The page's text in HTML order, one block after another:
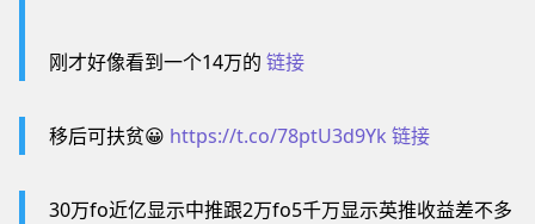
刚才好像看到一个14万的 链接
移后可扶贫😀 https://t.co/78ptU3d9Yk 链接
30万fo近亿显示中推跟2万fo5千万显示英推收益差不多